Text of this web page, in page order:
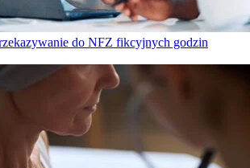
do NFZ fikcyjnych godzin